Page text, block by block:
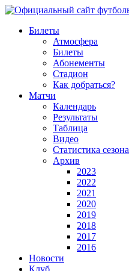
Билеты
Атмосфера
Билеты
Абонементы
Стадион
Как добраться?
Матчи
Календарь
Результаты
Таблица
Видео
Статистика сезона
Архив
2023
2022
2021
2020
2019
2018
2017
2016
Новости
Клуб